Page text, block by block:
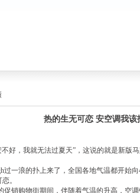
热的生无可恋 安空调我该
好，我就无法过夏天”，这说的就是新版
过一浪的扑上来了，全国各地气温都开始
可恋。
促销购物街期间，伴随着气温的升高，空